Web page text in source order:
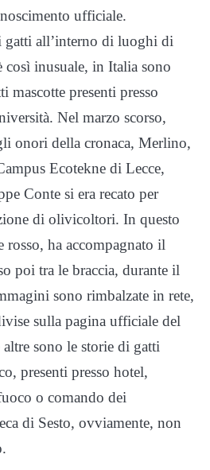
ufficiale.
gatti all’interno di luoghi di
inusuale, in Italia sono
mascotte presenti presso
Nel marzo scorso,
onori della cronaca, Merlino,
Ecotekne di Lecce,
Conte si era recato per
di olivicoltori. In questo
ha accompagnato il
poi tra le braccia, durante il
sono rimbalzate in rete,
sulla pagina ufficiale del
sono le storie di gatti
presenti presso hotel,
o comando dei
di Sesto, ovviamente, non